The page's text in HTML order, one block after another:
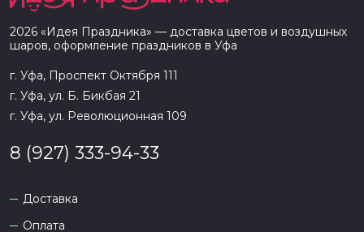
2026 «Идея Праздника» — доставка цветов и воздушных
шаров, оформление праздников в Уфа
г. Уфа, Проспект Октября 111
г. Уфа, ул. Б. Бикбая 21
г. Уфа, ул. Революционная 109
8 (927) 333-94-33
Доставка
Оплата